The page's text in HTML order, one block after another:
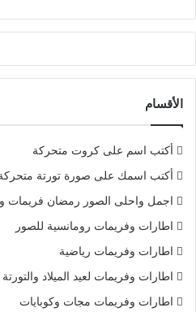
الأقسام
أكتب اسم على كروت متحركة
أكتب اسمك على صورة تورتة
اجمل واحلى الصور رمضان فريمات
اطارات وفريمات رومانسية للصور
اطارات وفريمات رياضية
اطارات وفريمات لعيد الميلاد والتورتة
اطارات وفريمات مجات وكوبايات